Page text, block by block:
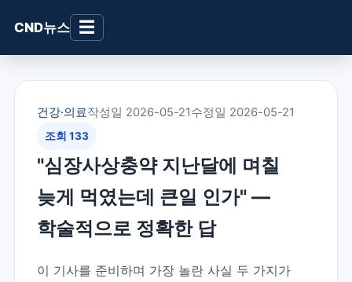
CND뉴스 ☰
건강·의료작성일 2026-05-21수정일 2026-05-21
조회 133
"심장사상충약 지난달에 며칠
늦게 먹였는데 큰일 인가" —
학술적으로 정확한 답
이 기사를 준비하며 가장 놀란 사실 두 가지가